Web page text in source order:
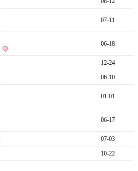
07-11
06-18
12-24
06-10
01-01
06-17
07-03
10-22